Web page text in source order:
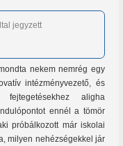
jegyzett
nekem nemrég egy
intézményvezető, és
aligha
ennél a tömör
próbálkozott már iskolai
milyen nehézségekkel jár